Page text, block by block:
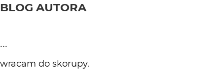
BLOG AUTORA
...
wracam do skorupy.